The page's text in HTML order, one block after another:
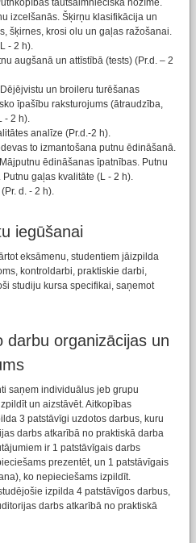
tautsaimnieciskā nozīme.
izcelšanās. Šķirņu klasifikācija un
šķirnes, krosi olu un gaļas ražošanai.
- 2 h).
augšanā un attīstībā (tests) (Pr.d. – 2
un broileru turēšanas
īpašību raksturojums (ātraudzība,
- 2 h).
analīze (Pr.d.-2 h).
to izmantošana putnu ēdināšanā.
ēdināšanas īpatnības. Putnu
gaļas kvalitāte (L - 2 h).
d. - 2 h).
iegūšanai
eksāmenu, studentiem jāizpilda
kontroldarbi, praktiskie darbi,
studiju kursa specifikai, saņemot
darbu organizācijas un
saņem individuālus jeb grupu
un aizstāvēt. Aitkopības
3 patstāvīgi uzdotos darbus, kuru
darbs atkarībā no praktiskā darba
ir 1 patstāvīgais darbs
prezentēt, un 1 patstāvīgais
ko nepieciešams izpildīt.
izpilda 4 patstāvīgos darbus,
darbs atkarībā no praktiskā